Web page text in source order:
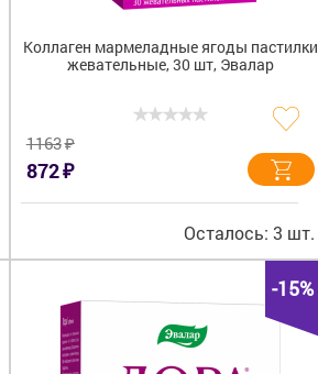
Коллаген мармеладные ягоды пастилки
жевательные, 30 шт, Эвалар
1163₽
872₽
Осталось: 3 шт.
-15%